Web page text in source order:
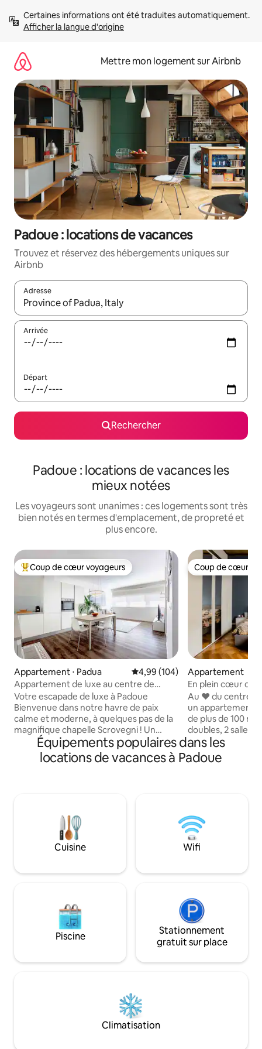
directement
Afficher la langue d'origine
Mettre mon logement sur Airbnb
Padoue : locations de vacances
Trouvez et réservez des hébergements uniques sur
Airbnb
Adresse
Lorsque les résultats s'affichent, utilisez les flèches vers le
Arrivée
Départ
Rechercher
Padoue : locations de vacances les
mieux notées
Les voyageurs sont unanimes : ces logements sont très
bien notés en termes d'emplacement, de propreté et
plus encore.
Coups de cœur voyageurs les plus appréciés
Coup de cœur voyageurs
Appartement ⋅ Padua Évaluation moyenne sur la
4,99 (104)
Appartement de luxe au centre de
Padoue | Près de la chapelle Scrovegni
Votre escapade de luxe à Padoue
Bienvenue dans notre havre de paix
calme et moderne, à quelques pas de la
magnifique chapelle Scrovegni ! Un
second chez-soi parfait pour les couples
et les familles. Détendez-vous :
télévision connectée, Wi-Fi rapide et
facile : un supermarché fantastique se
trouve juste en bas ! Explorez :
l'emplacement central accessible à pied
et le parking payant sur place facilitent
Vérone.
Coup de cœur
Coup de cœur
Appartement
En plein cœur de
gratuit
Au ❤️ du centre
un appartement
de plus de 100
doubles, 2 salles
entièrement
télévision, ainsi
sur le toit. Wi-Fi
ascenseur,
départ idéal pour
pied, au milieu de
d’une
Équipements populaires dans les
locations de vacances à Padoue
Cuisine Wifi
Piscine
Stationnement
gratuit sur place
Climatisation